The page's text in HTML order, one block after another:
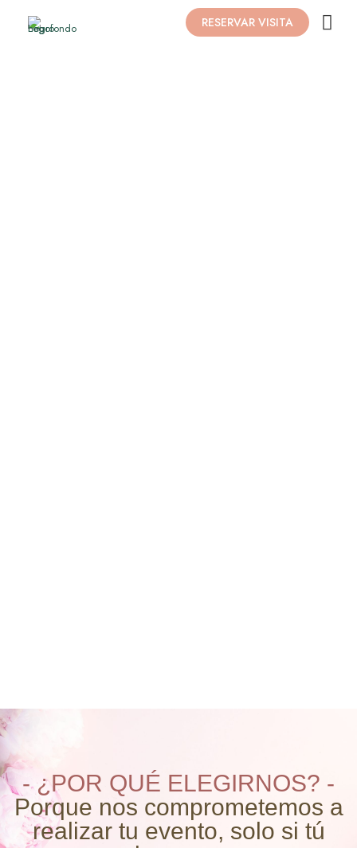
RESERVAR VISITA
- ¿POR QUÉ ELEGIRNOS? -
Porque nos comprometemos a
realizar tu evento, solo si tú